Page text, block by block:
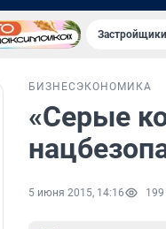
БИЗНЕС ЭКОНОМИКА
«Серые
5 июня 2015, 14:16 199